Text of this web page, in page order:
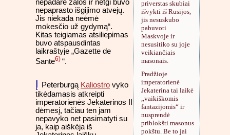
priverstas skubiai
išvykti iš Rusijos,
jis nesuskubo
pabuvoti
Maskvoje ir
nesusitiko su joje
veikiančiais
masonais.
Pradžioje
imperatorienė
Jekaterina tai laikė
„vaikiškomis
fantazijomis“ ir
nusprendė
priblokšti masonus
pokštu. Be to jai
nepadarė žalos ir netgi buvo
nepaprasto išgijimo atvejų.
Jis niekada neėmė
mokesčio už gydymą“.
Kitas teigiamas atsiliepimas
buvo atspausdintas
laikraštyje „Gazette de
Sante6) “.
Į Peterburgą Kaliostro vyko
tikėdamasis atkreipti
imperatorienės Jekaterinos II
dėmesį, tačiau ten jam
nepavyko net pasimatyti su
ja, kaip aiškėja iš